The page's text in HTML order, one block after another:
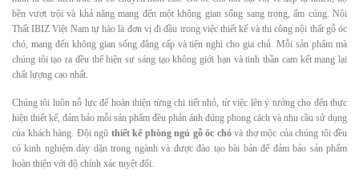
bền vượt trội và khả năng mang đến một không gian sống sang trọng, ấm cúng. Nội
Thất IBIZ Việt Nam tự hào là đơn vị đi đầu trong việc thiết kế và thi công nội thất gỗ óc
chó, mang đến không gian sống đẳng cấp và tiện nghi cho gia chủ. Mỗi sản phẩm mà
chúng tôi tạo ra đều thể hiện sự sáng tạo không giới hạn và tinh thần cam kết mang lại
chất lượng cao nhất.
Chúng tôi luôn nỗ lực để hoàn thiện từng chi tiết nhỏ, từ việc lên ý tưởng cho đến thực
hiện thiết kế, đảm bảo mỗi sản phẩm đều phản ánh đúng phong cách và nhu cầu sử dụng
của khách hàng. Đội ngũ thiết kế phòng ngủ gỗ óc chóvà thợ mộc của chúng tôi đều
có kinh nghiệm dày dặn trong ngành và được đào tạo bài bản để đảm bảo sản phẩm
hoàn thiện với độ chính xác tuyệt đối.